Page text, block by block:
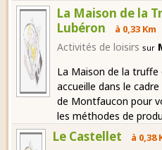
La Maison de la
Lubéron
à 0,33 Km
Activités de loisirs sur
La Maison de la truffe
accueille dans le
de Montfaucon pour
les méthodes de
Le Castellet à 0,38